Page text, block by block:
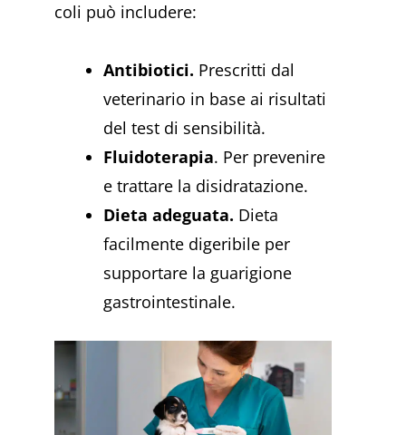
coli può includere:
Antibiotici. Prescritti dal
veterinario in base ai risultati
del test di sensibilità.
Fluidoterapia. Per prevenire
e trattare la disidratazione.
Dieta adeguata. Dieta
facilmente digeribile per
supportare la guarigione
gastrointestinale.